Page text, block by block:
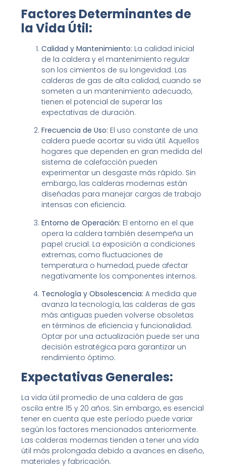
Factores Determinantes de
la Vida Útil:
Calidad y Mantenimiento: La calidad inicial
de la caldera y el mantenimiento regular
son los cimientos de su longevidad. Las
calderas de gas de alta calidad, cuando se
someten a un mantenimiento adecuado,
tienen el potencial de superar las
expectativas de duración.
Frecuencia de Uso: El uso constante de una
caldera puede acortar su vida útil. Aquellos
hogares que dependen en gran medida del
sistema de calefacción pueden
experimentar un desgaste más rápido. Sin
embargo, las calderas modernas están
diseñadas para manejar cargas de trabajo
intensas con eficiencia.
Entorno de Operación: El entorno en el que
opera la caldera también desempeña un
papel crucial. La exposición a condiciones
extremas, como fluctuaciones de
temperatura o humedad, puede afectar
negativamente los componentes internos.
Tecnología y Obsolescencia: A medida que
avanza la tecnología, las calderas de gas
más antiguas pueden volverse obsoletas
en términos de eficiencia y funcionalidad.
Optar por una actualización puede ser una
decisión estratégica para garantizar un
rendimiento óptimo.
Expectativas Generales:
La vida útil promedio de una caldera de gas
oscila entre 15 y 20 años. Sin embargo, es esencial
tener en cuenta que este período puede variar
según los factores mencionados anteriormente.
Las calderas modernas tienden a tener una vida
útil más prolongada debido a avances en diseño,
materiales y fabricación.